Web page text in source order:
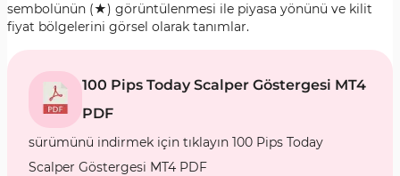
sembolünün (★) görüntülenmesi ile piyasa yönünü ve kilit
fiyat bölgelerini görsel olarak tanımlar.
100 Pips Today Scalper Göstergesi MT4
PDF
sürümünü indirmek için tıklayın 100 Pips Today
Scalper Göstergesi MT4 PDF